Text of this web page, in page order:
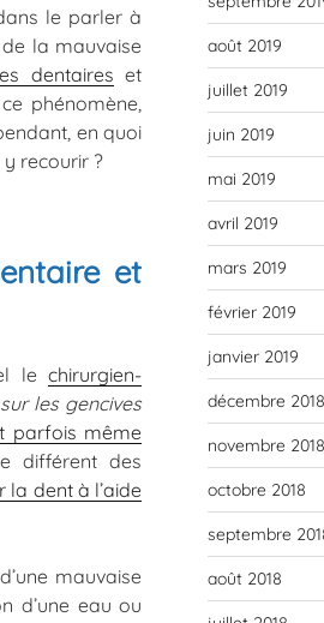
le parler à
de la mauvaise
dentaires et
phénomène,
en quoi
recourir ?
et
lechirurgien-
les gencives
parfois même
différent des
la dent à l’aide
mauvaise
d’une eau ou
août 2019
juillet 2019
juin 2019
mai 2019
avril 2019
mars 2019
février 2019
janvier 2019
décembre 2018
novembre 2018
octobre 2018
septembre
août 2018